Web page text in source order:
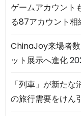
ゲームアカウント
る87アカウント相
ChinaJoy来場者
ット展示へ進化
「列車」が新た
の旅行需要をけん